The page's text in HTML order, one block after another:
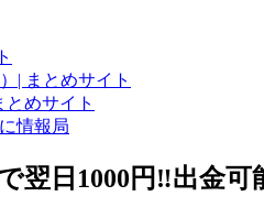
| まとめサイト
とめサイト
情報局
翌日1000円‼️出金可